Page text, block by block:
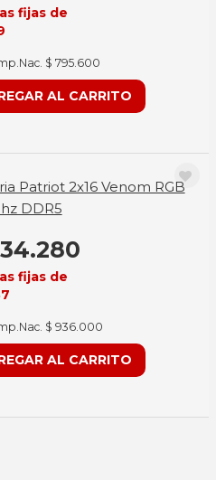
fijas de
$ 795.600
AL CARRITO
Patriot 2x16 Venom RGB
DDR5
fijas de
$ 936.000
AL CARRITO